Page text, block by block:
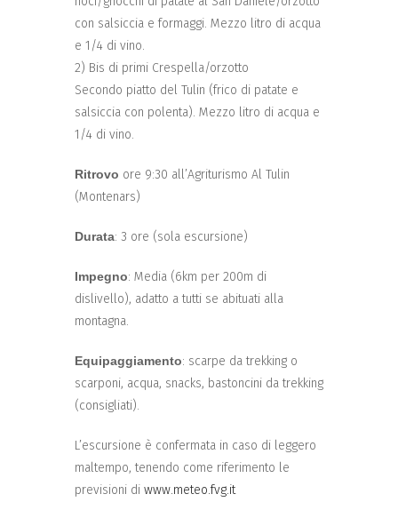
con salsiccia e formaggi. Mezzo litro di acqua
e 1/4 di vino.
2) Bis di primi Crespella/orzotto
Secondo piatto del Tulin (frico di patate e
salsiccia con polenta). Mezzo litro di acqua e
1/4 di vino.
Ritrovo ore 9:30 all’Agriturismo Al Tulin
(Montenars)
Durata: 3 ore (sola escursione)
Impegno: Media (6km per 200m di
dislivello), adatto a tutti se abituati alla
montagna.
Equipaggiamento: scarpe da trekking o
scarponi, acqua, snacks, bastoncini da trekking
(consigliati).
L’escursione è confermata in caso di leggero
maltempo, tenendo come riferimento le
previsioni di www.meteo.fvg.it